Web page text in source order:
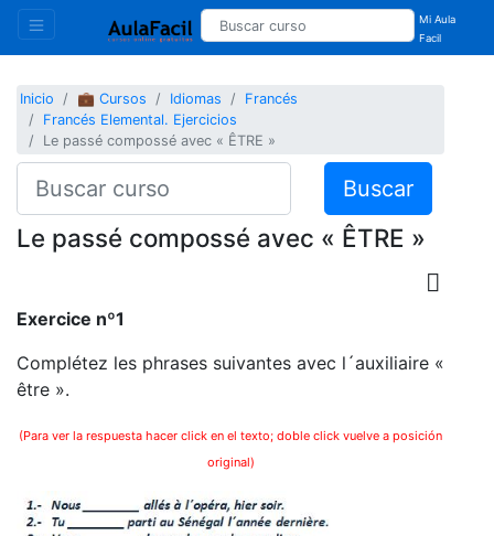
Mi Aula
Facil
Inicio 💼 Cursos Idiomas
Francés
Francés Elemental. Ejercicios
Le passé compossé avec « ÊTRE »
Buscar
Le passé compossé avec « ÊTRE »
Exercice nº1
Complétez les phrases suivantes avec l´auxiliaire «
être ».
(Para ver la respuesta hacer click en el texto; doble click vuelve a posición
original)